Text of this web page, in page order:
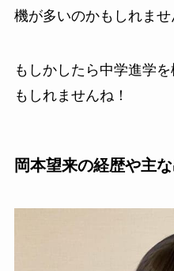
機が多いのかもしれませ
もしかしたら中学進学
もしれませんね！
岡本望来の経歴や主